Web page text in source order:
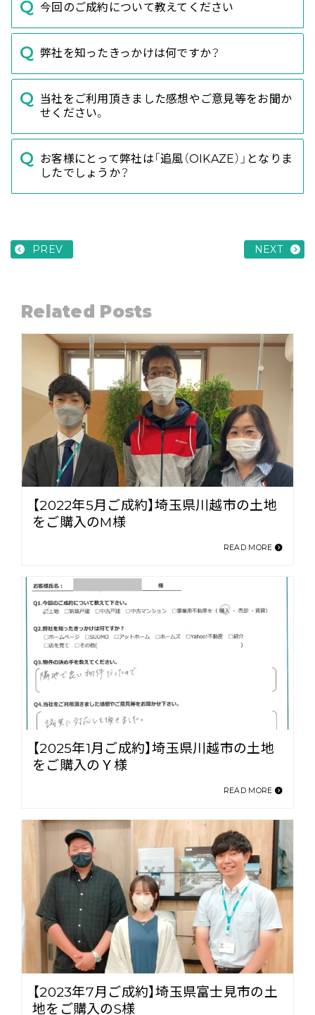
今回のご成約について教えてください
弊社を知ったきっかけは何ですか？
当社をご利用頂きました感想やご意見等をお聞か
せください。
お客様にとって弊社は「追風（OIKAZE）」となりま
したでしょうか？
PREV NEXT
Related Posts
【2022年5月ご成約】埼玉県川越市の土地
をご購入のM様
READ MORE
【2025年1月ご成約】埼玉県川越市の土地
をご購入のＹ様
READ MORE
【2023年7月ご成約】埼玉県富士見市の土
地をご購入のS様